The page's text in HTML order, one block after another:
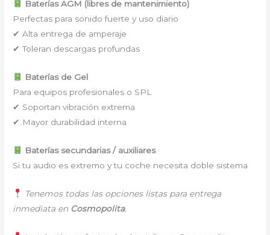
Baterías AGM (libres de mantenimiento)
Perfectas para sonido fuerte y uso diario
✔ Alta entrega de amperaje
✔ Toleran descargas profundas
Baterías de Gel
Para equipos profesionales o SPL
✔ Soportan vibración extrema
✔ Mayor durabilidad interna
Baterías secundarias / auxiliares
Si tu audio es extremo y tu coche necesita doble sistema
Tenemos todas las opciones listas para entrega
inmediata en Cosmopolita.